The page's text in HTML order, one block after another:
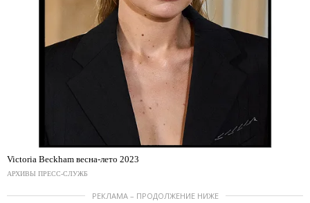
Victoria Beckham весна-лето 2023
АРХИВЫ ПРЕСС-СЛУЖБ
РЕКЛАМА – ПРОДОЛЖЕНИЕ НИЖЕ